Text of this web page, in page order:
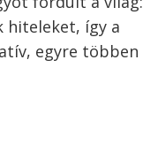
hiteleket, így a
egyre többen